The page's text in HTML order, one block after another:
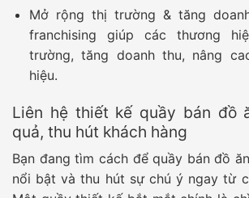
Mở rộng thị trường & tăng
franchising giúp các thương
trường, tăng doanh thu, nâng
hiệu.
Liên hệ thiết kế quầy bán đồ
quả, thu hút khách hàng
Bạn đang tìm cách để quầy bán đồ
nổi bật và thu hút sự chú ý ngay từ